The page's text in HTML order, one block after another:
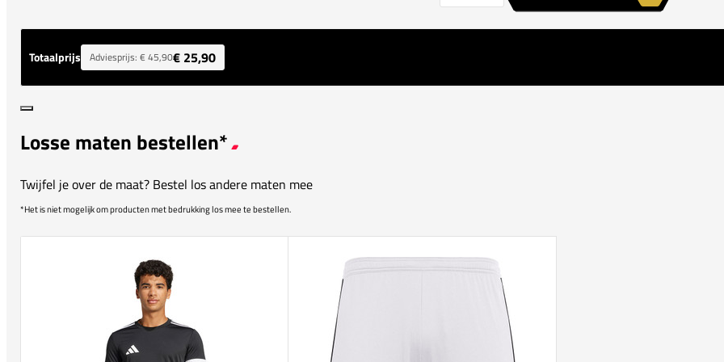
Totaalprijs Adviesprijs: € 45,90€ 25,90
Losse maten bestellen*
Twijfel je over de maat? Bestel los andere maten mee
*Het is niet mogelijk om producten met bedrukking los mee te bestellen.